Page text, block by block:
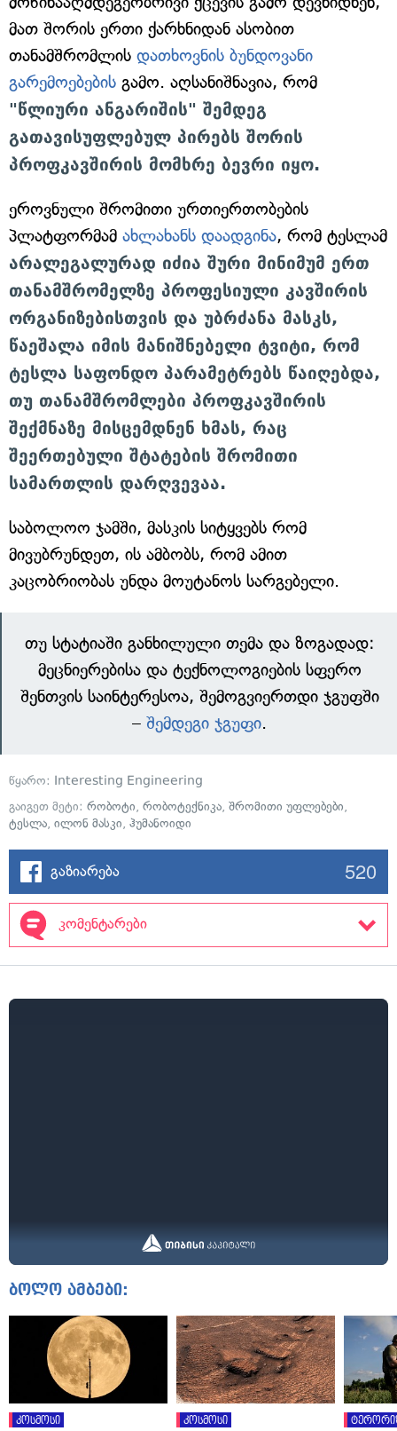
მათ შორის ერთი ქარხნიდან ასობით
თანამშრომლის დათხოვნის ბუნდოვანი
გარემოებების გამო. აღსანიშნავია, რომ
"წლიური ანგარიშის" შემდეგ
გათავისუფლებულ პირებს შორის
პროფკავშირის მომხრე ბევრი იყო.
ეროვნული შრომითი ურთიერთობების
პლატფორმამ ახლახანს დაადგინა, რომ ტესლამ
არალეგალურად იძია შური მინიმუმ ერთ
თანამშრომელზე პროფესიული კავშირის
ორგანიზებისთვის და უბრძანა მასკს,
წაეშალა იმის მანიშნებელი ტვიტი, რომ
ტესლა საფონდო პარამეტრებს წაიღებდა,
თუ თანამშრომლები პროფკავშირის
შექმნაზე მისცემდნენ ხმას, რაც
შეერთებული შტატების შრომითი
სამართლის დარღვევაა.
საბოლოო ჯამში, მასკის სიტყვებს რომ
მივუბრუნდეთ, ის ამბობს, რომ ამით
კაცობრიობას უნდა მოუტანოს სარგებელი.
თუ სტატიაში განხილული თემა და ზოგადად:
მეცნიერებისა და ტექნოლოგიების სფერო
შენთვის საინტერესოა, შემოგვიერთდი ჯგუფში
– შემდეგი ჯგუფი.
წყარო: Interesting Engineering
გაიგეთ მეტი: რობოტი, რობოტექნიკა, შრომითი უფლებები,
ტესლა, ილონ მასკი, ჰუმანოიდი
გაზიარება 520
კომენტარები
ბოლო ამბები:
კოსმოსი კოსმოსი